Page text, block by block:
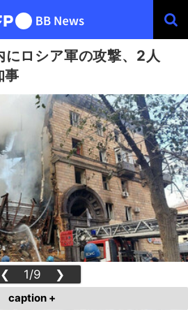
にロシア軍の攻撃、2人
事
❮ 1/9 ❯
caption +